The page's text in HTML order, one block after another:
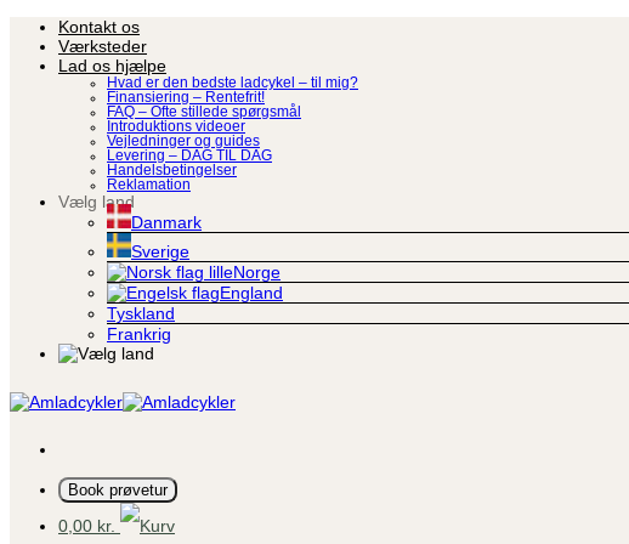
Fortsæt
indhold
Kontakt os
Værksteder
Lad os hjælpe
Hvad er den bedste ladcykel – til mig?
Finansiering – Rentefrit!
FAQ – Ofte stillede spørgsmål
Introduktions videoer
Vejledninger og guides
Levering – DAG TIL DAG
Handelsbetingelser
Reklamation
Vælg land
Danmark
Sverige
Norge
England
Tyskland
Frankrig
Book prøvetur
0,00 kr.